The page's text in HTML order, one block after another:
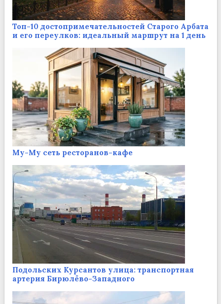
Топ-10 достопримечательностей Старого Арбата
и его переулков: идеальный маршрут на 1 день
Му-Му сеть ресторанов-кафе
Подольских Курсантов улица: транспортная
артерия Бирюлёво-Западного